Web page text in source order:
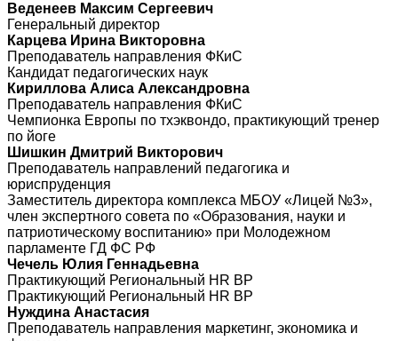
Веденеев Максим Сергеевич
Генеральный директор
Карцева Ирина Викторовна
Преподаватель направления ФКиС
Кандидат педагогических наук
Кириллова Алиса Александровна
Преподаватель направления ФКиС
Чемпионка Европы по тхэквондо, практикующий тренер
по йоге
Шишкин Дмитрий Викторович
Преподаватель направлений педагогика и
юриспруденция
Заместитель директора комплекса МБОУ «Лицей №3»,
член экспертного совета по «Образования, науки и
патриотическому воспитанию» при Молодежном
парламенте ГД ФС РФ
Чечель Юлия Геннадьевна
Практикующий Региональный HR BP
Практикующий Региональный HR BP
Нуждина Анастасия
Преподаватель направления маркетинг, экономика и